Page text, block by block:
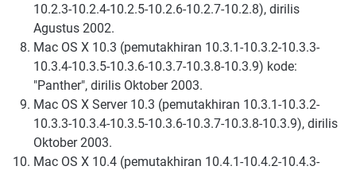
10.2.3-10.2.4-10.2.5-10.2.6-10.2.7-10.2.8), dirilis
Agustus 2002.
Mac OS X 10.3 (pemutakhiran 10.3.1-10.3.2-10.3.3-
10.3.4-10.3.5-10.3.6-10.3.7-10.3.8-10.3.9) kode:
"Panther", dirilis Oktober 2003.
Mac OS X Server 10.3 (pemutakhiran 10.3.1-10.3.2-
10.3.3-10.3.4-10.3.5-10.3.6-10.3.7-10.3.8-10.3.9), dirilis
Oktober 2003.
Mac OS X 10.4 (pemutakhiran 10.4.1-10.4.2-10.4.3-